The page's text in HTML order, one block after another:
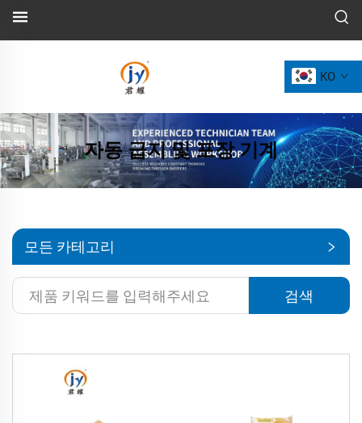
KO
자동 급지 및 포장 기계
모든 카테고리
검색